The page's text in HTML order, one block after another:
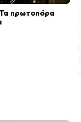
πρωτοπόρα